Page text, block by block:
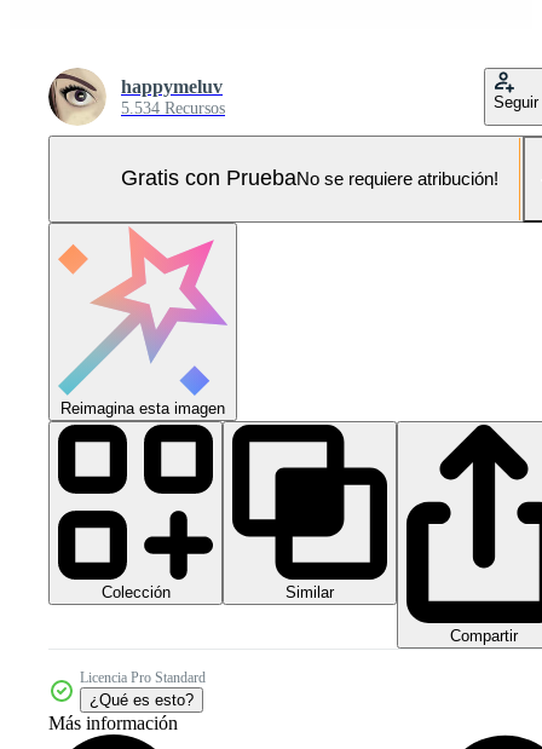
happymeluv
5.534 Recursos Seguir
Gratis con PruebaNo se requiere atribución!
Reimagina esta imagen
Colección Similar
Compartir
Licencia Pro Standard
¿Qué es esto?
Más información